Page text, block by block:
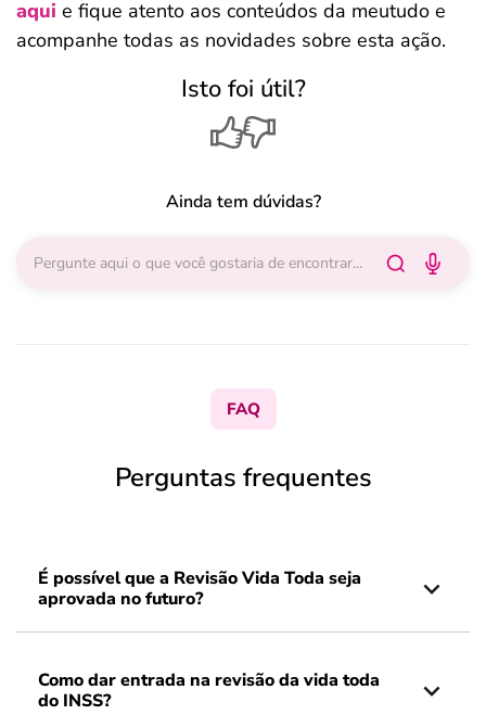
aqui e fique atento aos conteúdos da meutudo e
acompanhe todas as novidades sobre esta ação.
Isto foi útil?
Ainda tem dúvidas?
FAQ
Perguntas frequentes
É possível que a Revisão Vida Toda seja
aprovada no futuro?
Como dar entrada na revisão da vida toda
do INSS?